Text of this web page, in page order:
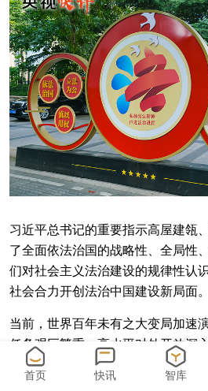
习近平总书记的重要指示高屋建瓴
了全面依法治国的战略性、全局性
们对社会主义法治建设的规律性认
社会合力开创法治中国建设新局面。
当前，世界百年未有之大变局加速
任务艰巨繁重。高水平对外开放深
治固根本、稳预期、利长远的作用
解决党和国家事业发展面临的一系
首页 快讯 智库